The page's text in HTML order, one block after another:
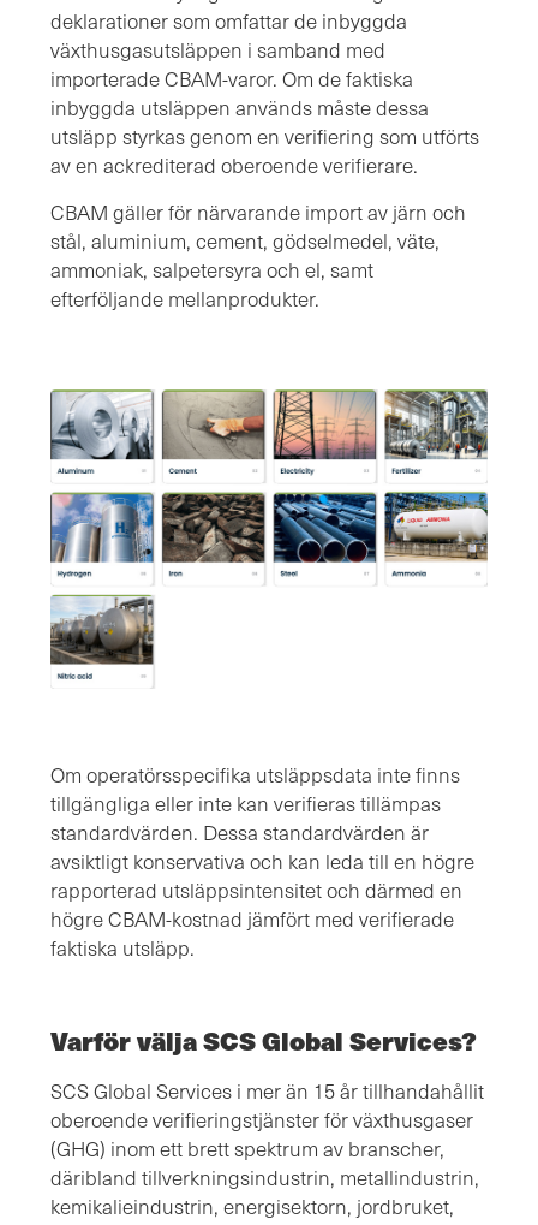
deklarationer som omfattar de inbyggda
växthusgasutsläppen i samband med
importerade CBAM-varor. Om de faktiska
inbyggda utsläppen används måste dessa
utsläpp styrkas genom en verifiering som utförts
av en ackrediterad oberoende verifierare.
CBAM gäller för närvarande import av järn och
stål, aluminium, cement, gödselmedel, väte,
ammoniak, salpetersyra och el, samt
efterföljande mellanprodukter.
Om operatörsspecifika utsläppsdata inte finns
tillgängliga eller inte kan verifieras tillämpas
standardvärden. Dessa standardvärden är
avsiktligt konservativa och kan leda till en högre
rapporterad utsläppsintensitet och därmed en
högre CBAM-kostnad jämfört med verifierade
faktiska utsläpp.
Varför välja SCS Global Services?
SCS Global Services i mer än 15 år tillhandahållit
oberoende verifieringstjänster för växthusgaser
(GHG) inom ett brett spektrum av branscher,
däribland tillverkningsindustrin, metallindustrin,
kemikalieindustrin, energisektorn, jordbruket,